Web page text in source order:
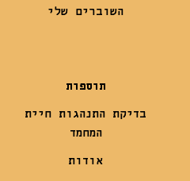
השוברים שלי
תוספות
בדיקת התנהגות חיית
המחמד
אודות